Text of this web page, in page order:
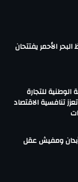
الأحمر يفتتحان
الوطنية للتجارة
تنافسية الاقتصاد
ومفيش عقل